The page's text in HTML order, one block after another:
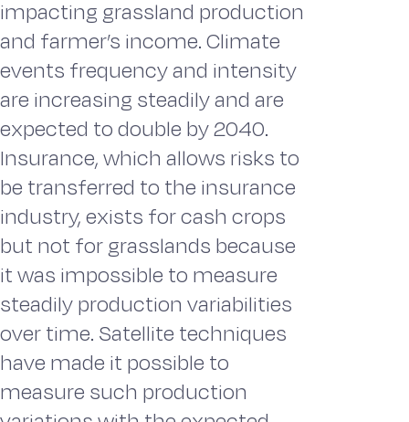
impacting grassland production
and farmer’s income. Climate
events frequency and intensity
are increasing steadily and are
expected to double by 2040.
Insurance, which allows risks to
be transferred to the insurance
industry, exists for cash crops
but not for grasslands because
it was impossible to measure
steadily production variabilities
over time. Satellite techniques
have made it possible to
measure such production